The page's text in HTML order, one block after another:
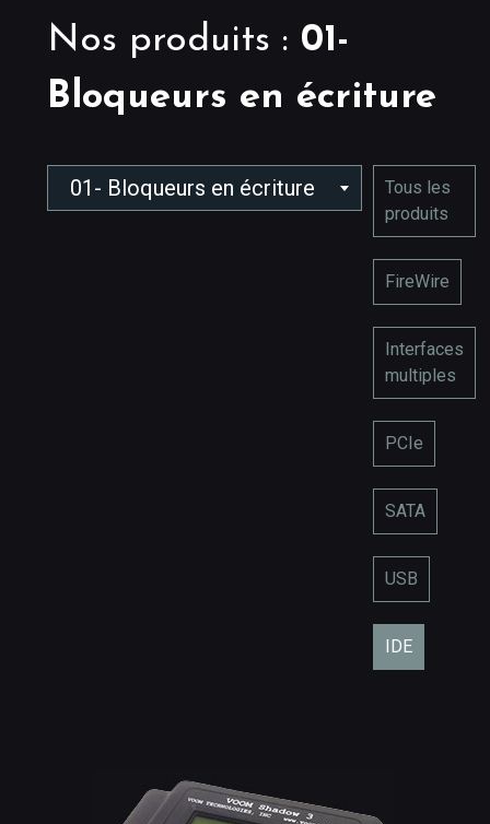
Nos produits : 01-
Bloqueurs en écriture
01- Bloqueurs en écriture
Tous les
produits
FireWire
Interfaces
multiples
PCIe
SATA
USB
IDE